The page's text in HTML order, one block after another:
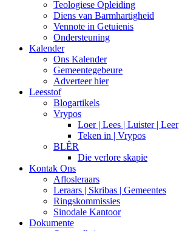
Teologiese Opleiding
Diens van Barmhartigheid
Vennote in Getuienis
Ondersteuning
Kalender
Ons Kalender
Gemeentegebeure
Adverteer hier
Leesstof
Blogartikels
Vrypos
Loer | Lees | Luister | Leer
Teken in | Vrypos
BLÊR
Die verlore skapie
Kontak Ons
Aflosleraars
Leraars | Skribas | Gemeentes
Ringskommissies
Sinodale Kantoor
Dokumente